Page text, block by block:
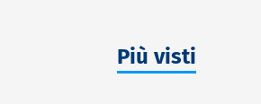
Più visti